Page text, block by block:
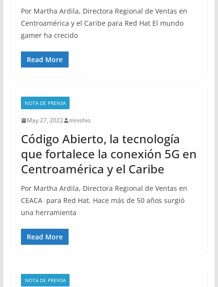
Por Martha Ardila, Directora Regional de Ventas en
Centroamérica y el Caribe para Red Hat El mundo
gamer ha crecido
Read More
NOTA DE PRENSA
May 27, 2022 mnishio
Código Abierto, la tecnología
que fortalece la conexión 5G en
Centroamérica y el Caribe
Por Martha Ardila, Directora Regional de Ventas en
CEACA para Red Hat. Hace más de 50 años surgió
una herramienta
Read More
NOTA DE PRENSA